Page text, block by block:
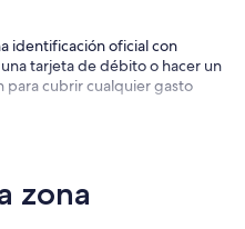
identificación oficial con
tarjeta de débito o hacer un
cubrir cualquier gasto
zona